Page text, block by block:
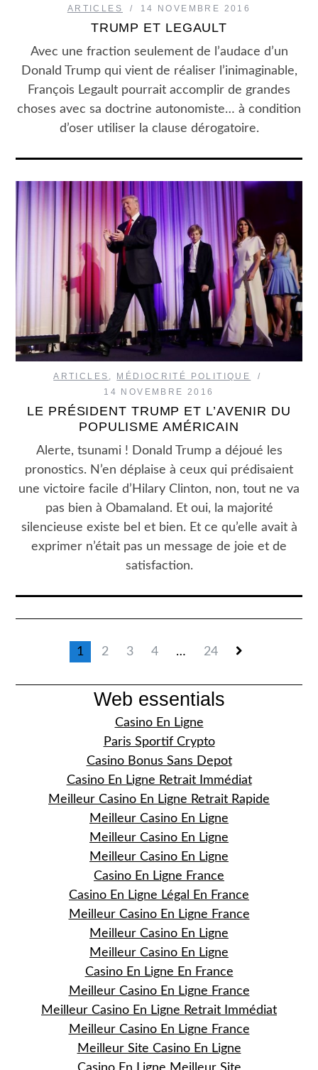
ARTICLES 14 NOVEMBRE 2016
TRUMP ET LEGAULT
Avec une fraction seulement de l’audace d’un
Donald Trump qui vient de réaliser l’inimaginable,
François Legault pourrait accomplir de gran­des
choses avec sa doctrine autonomiste… à condition
d’oser utiliser la clause dérogatoire.
ARTICLES
MÉDIOCRITÉ POLITIQUE
14 NOVEMBRE 2016
LE PRÉSIDENT TRUMP ET L’AVENIR DU
POPULISME AMÉRICAIN
Alerte, tsunami ! Donald Trump a déjoué les
pronostics. N’en déplaise à ceux qui prédisaient
une victoire facile d’Hilary Clinton, non, tout ne va
pas bien à Obamaland. Et oui, la majorité
silencieuse existe bel et bien. Et ce qu’elle avait à
exprimer n’était pas un message de joie et de
satisfaction.
1 2 3 4 … 24
Web essentials
Casino En Ligne
Paris Sportif Crypto
Casino Bonus Sans Depot
Casino En Ligne Retrait Immédiat
Meilleur Casino En Ligne Retrait Rapide
Meilleur Casino En Ligne
Meilleur Casino En Ligne
Meilleur Casino En Ligne
Casino En Ligne France
Casino En Ligne Légal En France
Meilleur Casino En Ligne France
Meilleur Casino En Ligne
Meilleur Casino En Ligne
Casino En Ligne En France
Meilleur Casino En Ligne France
Meilleur Casino En Ligne Retrait Immédiat
Meilleur Casino En Ligne France
Meilleur Site Casino En Ligne